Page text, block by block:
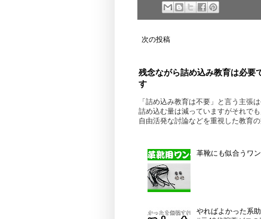
次の投稿
残念ながら詰め込み教育は必要
す
「詰め込み教育は不要」と言う主張
詰め込む量は減っていますがそれで
自由活発な討論などを重視した教育
革靴にも似合うワ
やればよかった系